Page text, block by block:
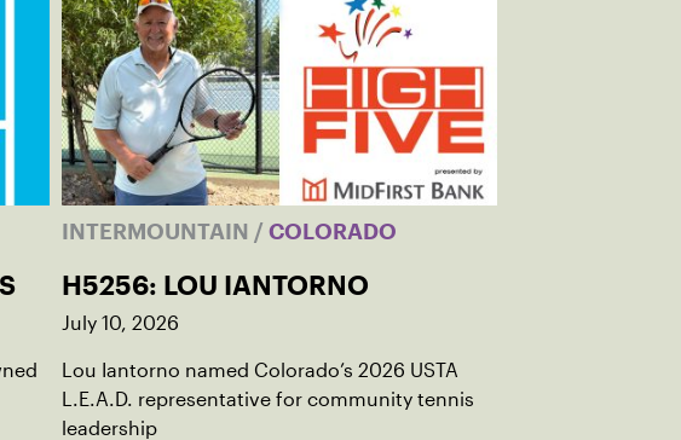
INTERMOUNTAIN / COLORADO
H5256: LOU IANTORNO
July 10, 2026
Lou Iantorno named Colorado’s 2026 USTA
L.E.A.D. representative for community tennis
leadership